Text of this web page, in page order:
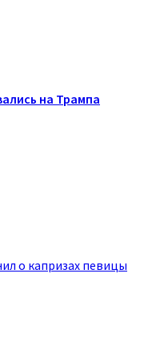
на Трампа
о капризах певицы